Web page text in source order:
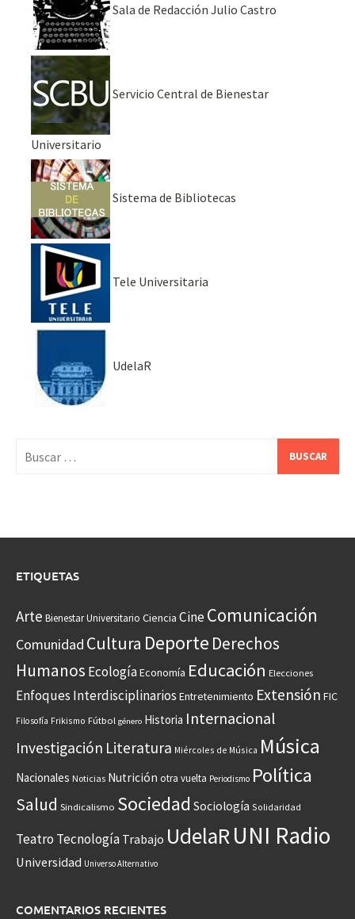
Sala de Redacción Julio Castro
Servicio Central de Bienestar
Universitario
Sistema de Bibliotecas
Tele Universitaria
UdelaR
ETIQUETAS
Arte Bienestar Universitario Ciencia CineComunicación
Comunidad Cultura Deporte Derechos
Humanos EcologíaEconomía Educación Elecciones
Enfoques Interdisciplinarios Entretenimiento Extensión FIC
Filosofía Frikismo Fútbol género Historia Internacional
Investigación Literatura Miércoles de Música Música
Nacionales Noticias Nutrición otra vuelta Periodismo Política
Salud Sindicalismo Sociedad Sociología Solidaridad
Teatro Tecnología Trabajo UdelaRUNI Radio
Universidad Universo Alternativo
COMENTARIOS RECIENTES